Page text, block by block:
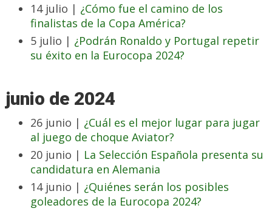
14 julio | ¿Cómo fue el camino de los
finalistas de la Copa América?
5 julio | ¿Podrán Ronaldo y Portugal repetir
su éxito en la Eurocopa 2024?
junio de 2024
26 junio | ¿Cuál es el mejor lugar para jugar
al juego de choque Aviator?
20 junio | La Selección Española presenta su
candidatura en Alemania
14 junio | ¿Quiénes serán los posibles
goleadores de la Eurocopa 2024?